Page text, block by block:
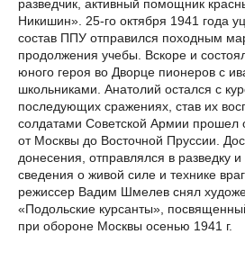
разведчик, активный помощник
Никишин». 25-го октября 1941 года
состав ППУ отправился походным
продолжения учебы. Вскоре и
юного героя во Дворце пионеров с
школьниками. Анатолий остался с
последующих сражениях, став их
солдатами Советской Армии прошел
от Москвы до Восточной Пруссии.
донесения, отправлялся в разведку
сведения о живой силе и технике
режиссер Вадим Шмелев снял
«Подольские курсанты»,
при обороне Москвы осенью 1941 г.